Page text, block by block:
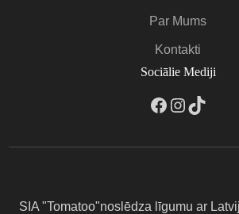
Par Mums
Kontakti
Sociālie Mediji
SIA "Tomatoo"noslēdza līgumu ar